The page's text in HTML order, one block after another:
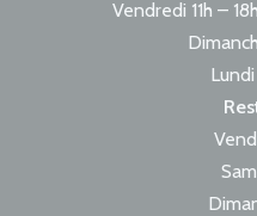
Vendredi 11h –